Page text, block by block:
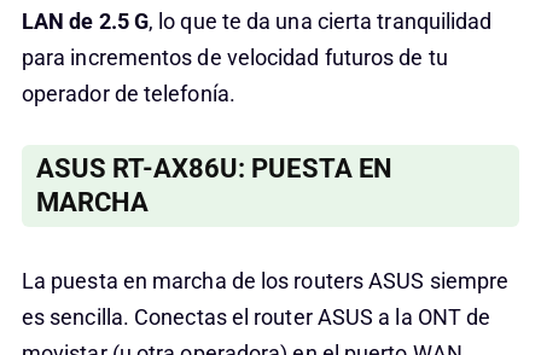
LAN de 2.5 G, lo que te da una cierta tranquilidad
para incrementos de velocidad futuros de tu
operador de telefonía.
ASUS RT-AX86U: PUESTA EN
MARCHA
La puesta en marcha de los routers ASUS siempre
es sencilla. Conectas el router ASUS a la ONT de